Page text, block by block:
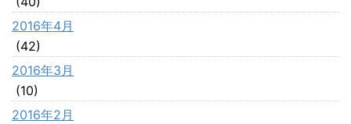
2016年4月
(42)
2016年3月
(10)
2016年2月